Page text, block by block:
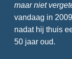
maar niet
vandaag in
nadat hij thuis
50 jaar oud.